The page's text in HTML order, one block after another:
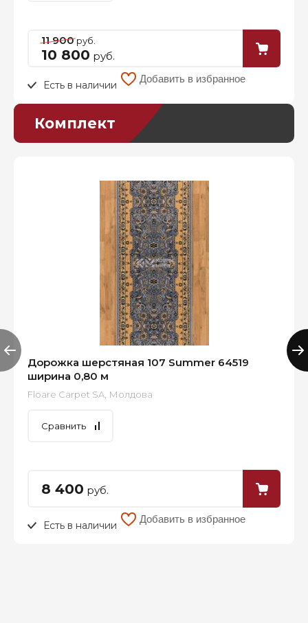
Комплект
Дорожка шерстяная 107 Summer 64519
ширина 0,80 м
Floare Carpet SA, Молдова
Сравнить
8 400 руб.
Есть в наличии
Добавить в избранное
11 900руб.
10 800 руб.
Есть в наличии
Добавить в избранное